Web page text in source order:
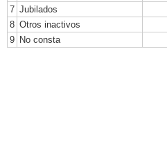
7 Jubilados
8 Otros inactivos
9 No consta